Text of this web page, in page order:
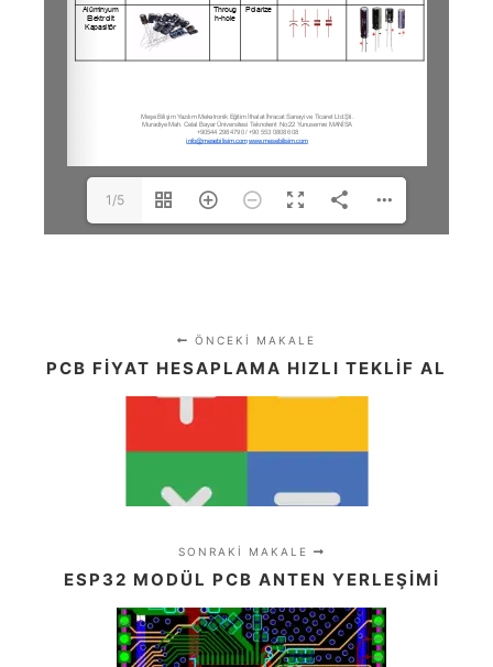
1/5
ÖNCEKI MAKALE
PCB FIYAT HESAPLAMA HIZLI TEKLIF AL
SONRAKI MAKALE
ESP32 MODÜL PCB ANTEN YERLEŞIMI